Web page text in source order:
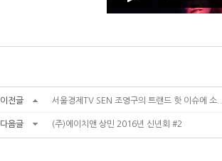
이전글 서울경제TV SEN 조영구의 트랜드 핫 이슈에 소...
다음글 (주)에이치앤 상민 2016년 신년회 #2